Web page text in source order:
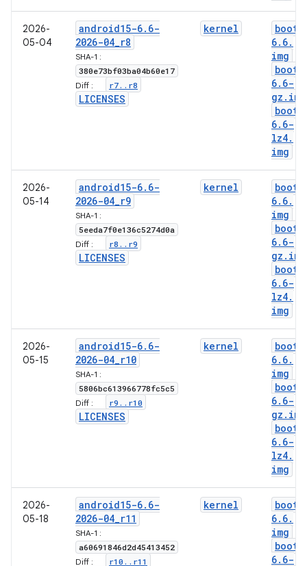
2026-
05-04
android15-6. 6-
2026-04_r8
SHA-1 :
380e73bf03ba04b60e17
Diff : r7. . r8
LICENSES
kernel
boot-
6. 6.
img
boot-
6. 6-
gz . img
boot-
6. 6-
lz4.
img
2026-
05-14
android15-6. 6-
2026-04_r9
SHA-1 :
5eeda7f0e136c5274d0a
Diff : r8 . . r9
LICENSES
kernel
boot-
6. 6.
img
boot-
6. 6-
gz . img
boot-
6. 6-
lz4.
img
2026-
05-15
android15-6. 6-
2026-04_r10
SHA-1 :
5806bc613966778fc5c5
Diff : r9 . . r10
LICENSES
kernel
boot-
6. 6.
img
boot-
6. 6-
gz . img
boot-
6. 6-
lz4.
img
2026-
05-18
android15-6. 6-
2026-04_r11
SHA-1 :
a60691846d2d45413452
Diff : r10 . . r11
kernel
boot-
6. 6.
img
boot-
6. 6-